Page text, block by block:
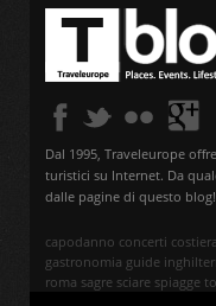
Dal 1995, Traveleurope
turistici su Internet. Da
dalle pagine di questo blog!
capodanno concerti
gastronomia guide
roma sagre sciare spiagge